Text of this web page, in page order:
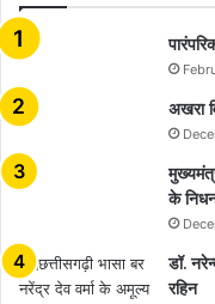
अखरा
के
डॉ.
रहिन